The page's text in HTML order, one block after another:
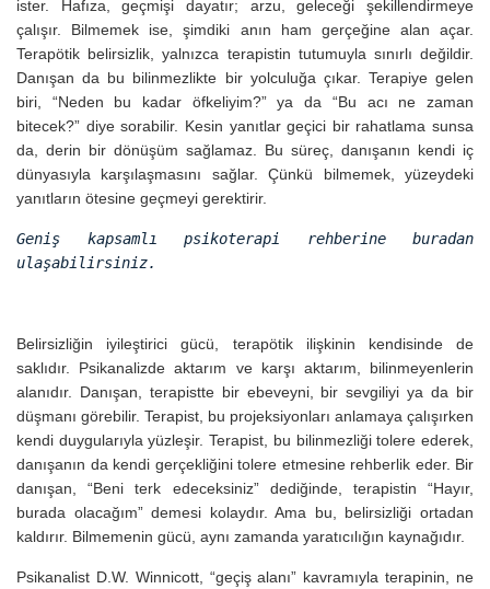
ister. Hafıza, geçmişi dayatır; arzu, geleceği şekillendirmeye
çalışır. Bilmemek ise, şimdiki anın ham gerçeğine alan açar.
Terapötik belirsizlik, yalnızca terapistin tutumuyla sınırlı değildir.
Danışan da bu bilinmezlikte bir yolculuğa çıkar. Terapiye gelen
biri, “Neden bu kadar öfkeliyim?” ya da “Bu acı ne zaman
bitecek?” diye sorabilir. Kesin yanıtlar geçici bir rahatlama sunsa
da, derin bir dönüşüm sağlamaz. Bu süreç, danışanın kendi iç
dünyasıyla karşılaşmasını sağlar. Çünkü bilmemek, yüzeydeki
yanıtların ötesine geçmeyi gerektirir.
Geniş kapsamlı psikoterapi rehberine buradan
ulaşabilirsiniz.
Belirsizliğin iyileştirici gücü, terapötik ilişkinin kendisinde de
saklıdır. Psikanalizde aktarım ve karşı aktarım, bilinmeyenlerin
alanıdır. Danışan, terapistte bir ebeveyni, bir sevgiliyi ya da bir
düşmanı görebilir. Terapist, bu projeksiyonları anlamaya çalışırken
kendi duygularıyla yüzleşir. Terapist, bu bilinmezliği tolere ederek,
danışanın da kendi gerçekliğini tolere etmesine rehberlik eder. Bir
danışan, “Beni terk edeceksiniz” dediğinde, terapistin “Hayır,
burada olacağım” demesi kolaydır. Ama bu, belirsizliği ortadan
kaldırır. Bilmemenin gücü, aynı zamanda yaratıcılığın kaynağıdır.
Psikanalist D.W. Winnicott, “geçiş alanı” kavramıyla terapinin, ne